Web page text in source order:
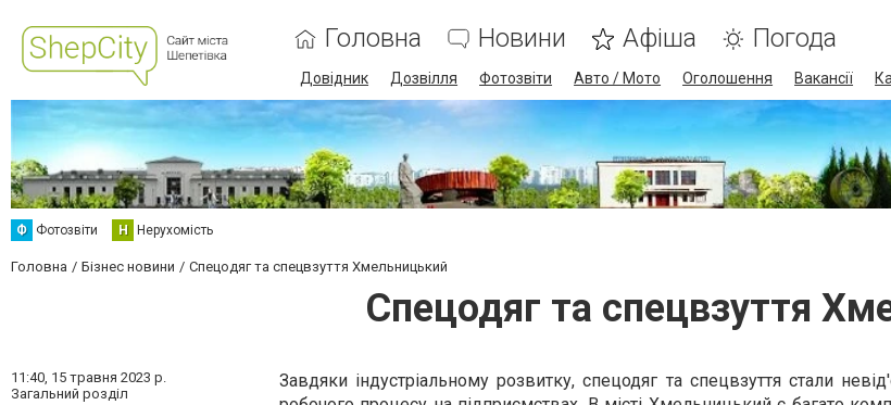
Головна Новини Афіша Погода
Довідник Дозвілля Фотозвіти Авто / Мото Оголошення Вакансії
Ф Фотозвіти Н Нерухомість
Головна Бізнес новини Спецодяг та спецвзуття Хмельницький
Спецодяг та спецвзуття
11:40, 15 травня 2023 р.
Загальний розділ
Завдяки індустріальному розвитку, спецодяг та спецвзуття стали